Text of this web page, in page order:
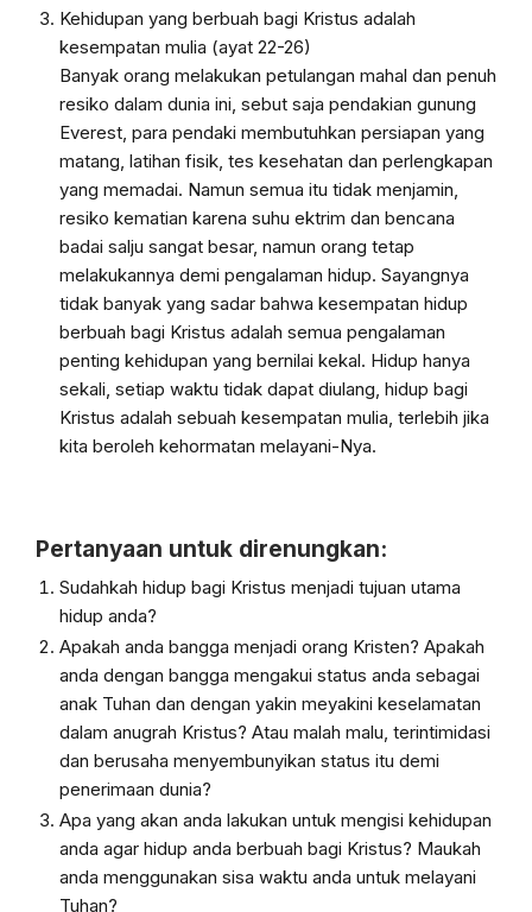
Kehidupan yang berbuah bagi Kristus adalah
kesempatan mulia (ayat 22-26)
Banyak orang melakukan petulangan mahal dan penuh
resiko dalam dunia ini, sebut saja pendakian gunung
Everest, para pendaki membutuhkan persiapan yang
matang, latihan fisik, tes kesehatan dan perlengkapan
yang memadai. Namun semua itu tidak menjamin,
resiko kematian karena suhu ektrim dan bencana
badai salju sangat besar, namun orang tetap
melakukannya demi pengalaman hidup. Sayangnya
tidak banyak yang sadar bahwa kesempatan hidup
berbuah bagi Kristus adalah semua pengalaman
penting kehidupan yang bernilai kekal. Hidup hanya
sekali, setiap waktu tidak dapat diulang, hidup bagi
Kristus adalah sebuah kesempatan mulia, terlebih jika
kita beroleh kehormatan melayani-Nya.
Pertanyaan untuk direnungkan:
Sudahkah hidup bagi Kristus menjadi tujuan utama
hidup anda?
Apakah anda bangga menjadi orang Kristen? Apakah
anda dengan bangga mengakui status anda sebagai
anak Tuhan dan dengan yakin meyakini keselamatan
dalam anugrah Kristus? Atau malah malu, terintimidasi
dan berusaha menyembunyikan status itu demi
penerimaan dunia?
Apa yang akan anda lakukan untuk mengisi kehidupan
anda agar hidup anda berbuah bagi Kristus? Maukah
anda menggunakan sisa waktu anda untuk melayani
Tuhan?